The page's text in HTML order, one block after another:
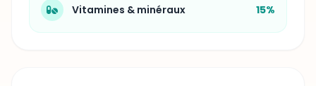
Vitamines & minéraux 15%